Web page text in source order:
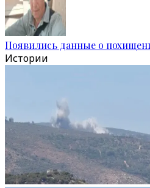
Появились данные о
Истории